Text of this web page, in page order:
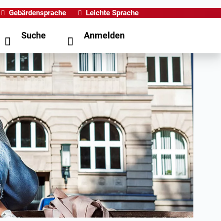
Gebärdensprache Leichte Sprache
Suche Anmelden